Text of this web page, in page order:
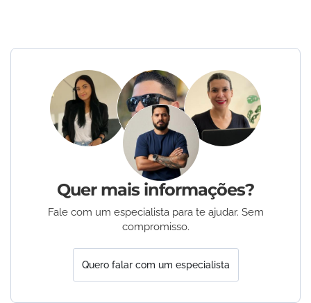
Quer mais informações?
Fale com um especialista para te ajudar. Sem
compromisso.
Quero falar com um especialista